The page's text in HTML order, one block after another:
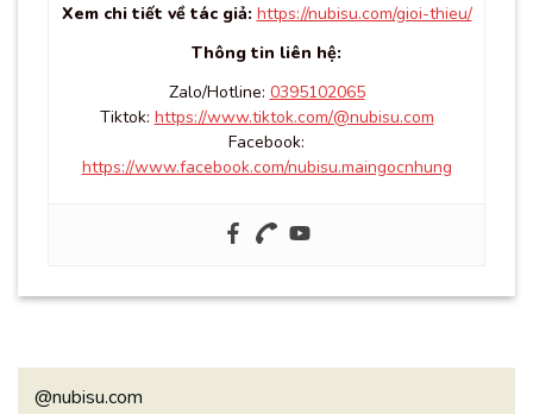
Xem chi tiết về tác giả: https://nubisu.com/gioi-thieu/
Thông tin liên hệ:
Zalo/Hotline: 0395102065
Tiktok: https://www.tiktok.com/@nubisu.com
Facebook:
https://www.facebook.com/nubisu.maingocnhung
@nubisu.com